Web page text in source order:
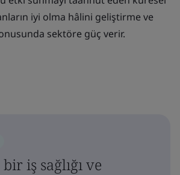
iyi olma hâlini geliştirme ve
sektöre güç verir.
iş sağlığı ve